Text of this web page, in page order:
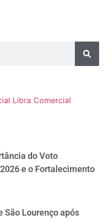
Libra Comercial
do Voto
e o Fortalecimento
São Lourenço após